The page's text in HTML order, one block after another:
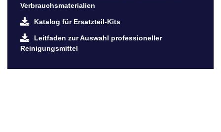
Verbrauchsmaterialien
Katalog für Ersatzteil-Kits
Leitfaden zur Auswahl professioneller
Reinigungsmittel